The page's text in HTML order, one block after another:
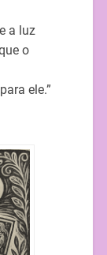
a luz
o
ele.”